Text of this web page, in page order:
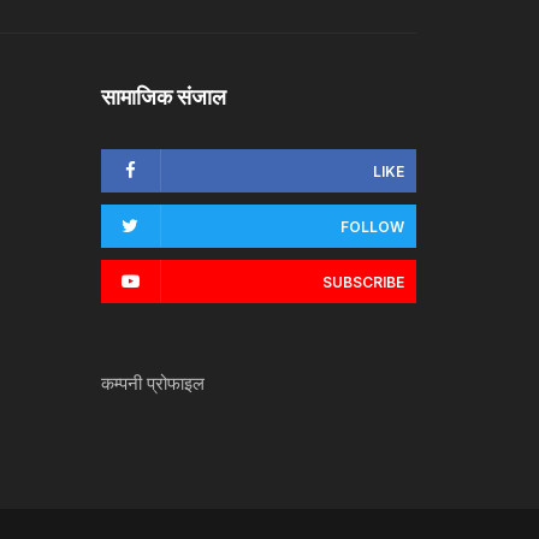
सामाजिक संजाल
LIKE
FOLLOW
SUBSCRIBE
कम्पनी प्रोफाइल